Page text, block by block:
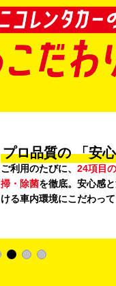
プロ品質の 「安
ご利用のたびに、 24項目
掃・除菌を徹底。安心感
ける車内環境にこだわって